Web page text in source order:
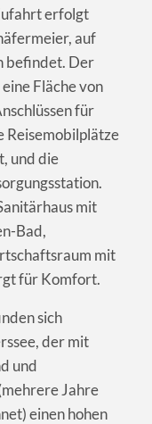
erfolgt
auf
befindet. Der
Fläche von
für
Reisemobilplätze
und die
mit
Bad,
mit
für Komfort.
sich
der mit
und
Jahre
einen hohen